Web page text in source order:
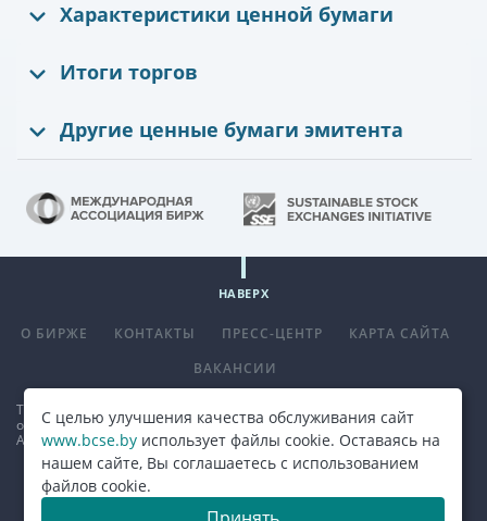
Характеристики ценной бумаги
Итоги торгов
Другие ценные бумаги эмитента
О БИРЖЕ КОНТАКТЫ ПРЕСС-ЦЕНТР
КАРТА САЙТА
ВАКАНСИИ
Телефон +375 (17) 390 14 70
. E-mail:
office@bcse.by .
Адрес: 220013 г. Минск ул. Сурганова д. 48а.Карта проезда
© 2026, ОАО "Белорусская валютно-фондовая биржа"
НАВЕРХ
С целью улучшения качества обслуживания сайт
www.bcse.by использует файлы cookie. Оставаясь на
нашем сайте, Вы соглашаетесь с использованием
файлов cookie.